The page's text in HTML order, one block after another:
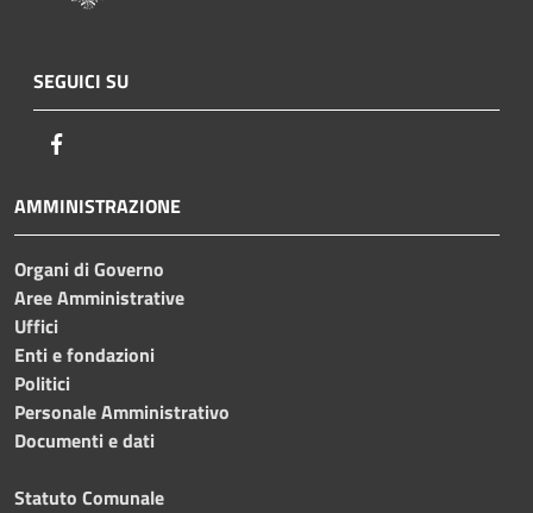
SEGUICI SU
AMMINISTRAZIONE
Organi di Governo
Aree Amministrative
Uffici
Enti e fondazioni
Politici
Personale Amministrativo
Documenti e dati
Statuto Comunale